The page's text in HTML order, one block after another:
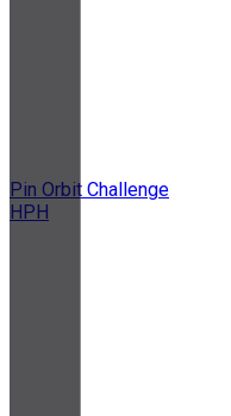
Pin Orbit Challenge
HPH